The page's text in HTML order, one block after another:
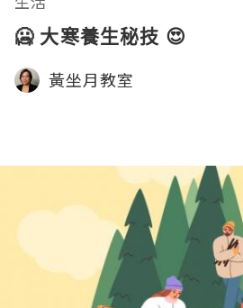
🥶 大寒養生秘技 😍
黃坐月教室